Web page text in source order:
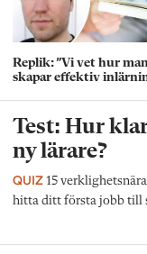
Replik: ”Vi vet hur
skapar effektiv
Test: Hur
ny lärare?
QUIZ 15
hitta ditt första jobb till